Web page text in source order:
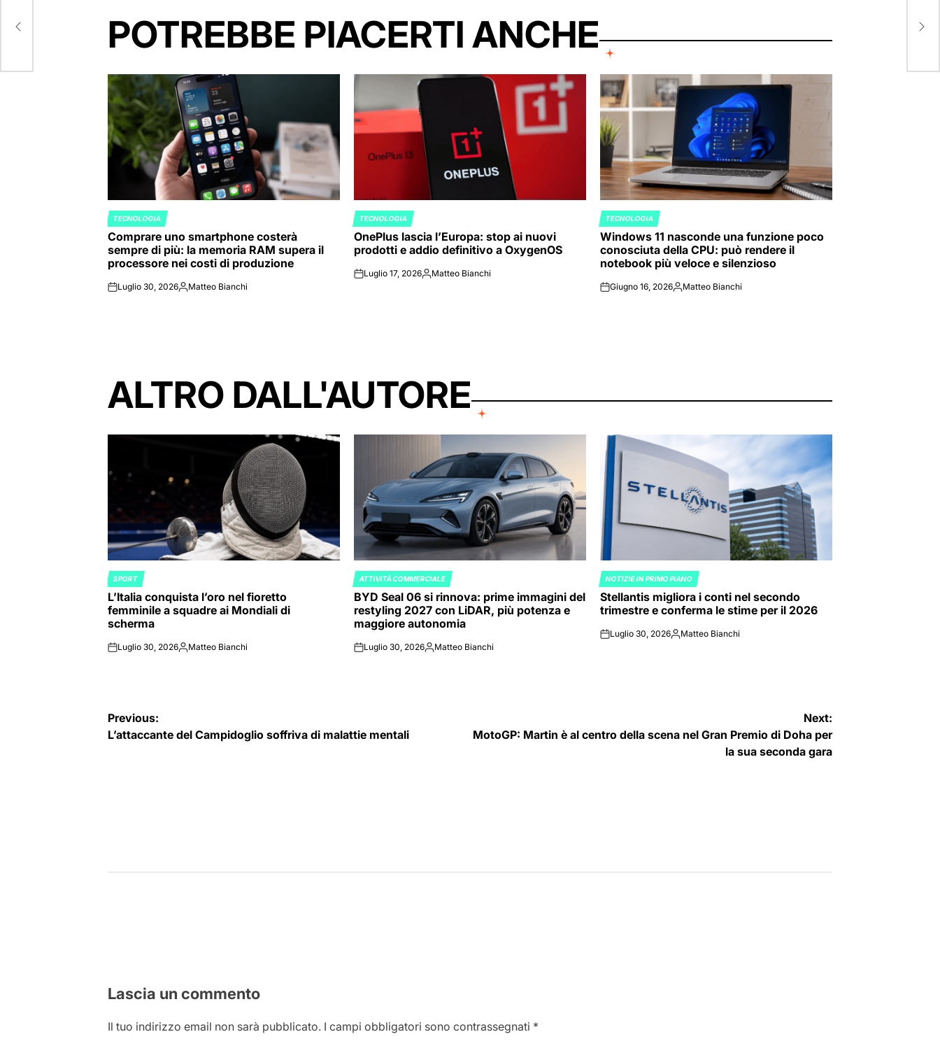
POTREBBE PIACERTI ANCHE
POSTED
IN
TECNOLOGIA
Comprare uno smartphone costerà
sempre di più: la memoria RAM supera il
processore nei costi di produzione
onLuglio 30, 2026Posted
Matteo Bianchi
POSTED
IN
TECNOLOGIA
OnePlus lascia l’Europa: stop ai nuovi
prodotti e addio definitivo a OxygenOS
onLuglio 17, 2026Posted
Matteo Bianchi
POSTED
IN
TECNOLOGIA
Windows 11 nasconde una funzione poco
conosciuta della CPU: può rendere il
notebook più veloce e silenzioso
onGiugno 16, 2026Posted
Matteo Bianchi
ALTRO DALL'AUTORE
POSTED
IN
SPORT
L’Italia conquista l’oro nel fioretto
femminile a squadre ai Mondiali di
scherma
onLuglio 30, 2026Posted
Matteo Bianchi
POSTED
IN
ATTIVITÀ COMMERCIALE
BYD Seal 06 si rinnova: prime immagini del
restyling 2027 con LiDAR, più potenza e
maggiore autonomia
onLuglio 30, 2026Posted
Matteo Bianchi
POSTED
IN
NOTIZIE IN PRIMO PIANO
Stellantis migliora i conti nel secondo
trimestre e conferma le stime per il 2026
onLuglio 30, 2026Posted
Matteo Bianchi
Navigazione
articoli
Previous:
L’attaccante del Campidoglio soffriva di malattie mentali
Next:
MotoGP: Martin è al centro della scena nel Gran Premio di Doha per
la sua seconda gara
Lascia un commento
Il tuo indirizzo email non sarà pubblicato. I campi obbligatori sono contrassegnati *